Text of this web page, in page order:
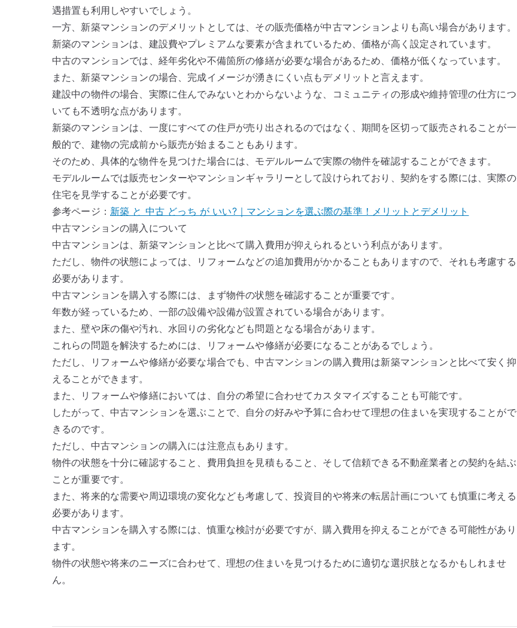
遇措置も利用しやすいでしょう。
一方、新築マンションのデメリットとしては、その販売価格が中古マンションよりも高い場合があります。
新築のマンションは、建設費やプレミアムな要素が含まれているため、価格が高く設定されています。
中古のマンションでは、経年劣化や不備箇所の修繕が必要な場合があるため、価格が低くなっています。
また、新築マンションの場合、完成イメージが湧きにくい点もデメリットと言えます。
建設中の物件の場合、実際に住んでみないとわからないような、コミュニティの形成や維持管理の仕方につ
いても不透明な点があります。
新築のマンションは、一度にすべての住戸が売り出されるのではなく、期間を区切って販売されることが一
般的で、建物の完成前から販売が始まることもあります。
そのため、具体的な物件を見つけた場合には、モデルルームで実際の物件を確認することができます。
モデルルームでは販売センターやマンションギャラリーとして設けられており、契約をする際には、実際の
住宅を見学することが必要です。
参考ページ： 新築 と 中古 どっち が いい?｜マンションを選ぶ際の基準！メリットとデメリット
中古マンションの購入について
中古マンションは、新築マンションと比べて購入費用が抑えられるという利点があります。
ただし、物件の状態によっては、リフォームなどの追加費用がかかることもありますので、それも考慮する
必要があります。
中古マンションを購入する際には、まず物件の状態を確認することが重要です。
年数が経っているため、一部の設備や設備が設置されている場合があります。
また、壁や床の傷や汚れ、水回りの劣化なども問題となる場合があります。
これらの問題を解決するためには、リフォームや修繕が必要になることがあるでしょう。
ただし、リフォームや修繕が必要な場合でも、中古マンションの購入費用は新築マンションと比べて安く抑
えることができます。
また、リフォームや修繕においては、自分の希望に合わせてカスタマイズすることも可能です。
したがって、中古マンションを選ぶことで、自分の好みや予算に合わせて理想の住まいを実現することがで
きるのです。
ただし、中古マンションの購入には注意点もあります。
物件の状態を十分に確認すること、費用負担を見積もること、そして信頼できる不動産業者との契約を結ぶ
ことが重要です。
また、将来的な需要や周辺環境の変化なども考慮して、投資目的や将来の転居計画についても慎重に考える
必要があります。
中古マンションを購入する際には、慎重な検討が必要ですが、購入費用を抑えることができる可能性があり
ます。
物件の状態や将来のニーズに合わせて、理想の住まいを見つけるために適切な選択肢となるかもしれませ
ん。